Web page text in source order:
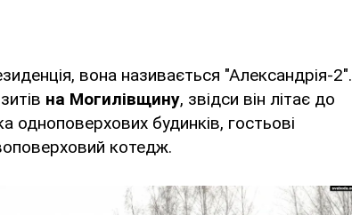
вона називається "Александрія-2".
на Могилівщину, звідси він літає до
одноповерхових будинків, гостьові
котедж.